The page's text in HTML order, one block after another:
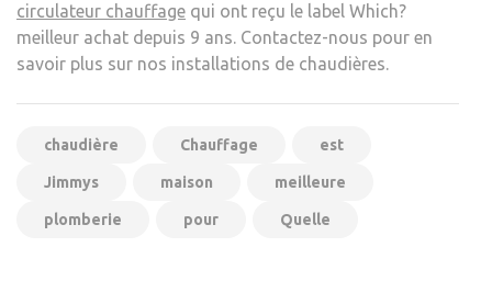
circulateur chauffage qui ont reçu le label Which?
meilleur achat depuis 9 ans. Contactez-nous pour en
savoir plus sur nos installations de chaudières.
chaudière Chauffage est
Jimmys maison meilleure
plomberie pour Quelle